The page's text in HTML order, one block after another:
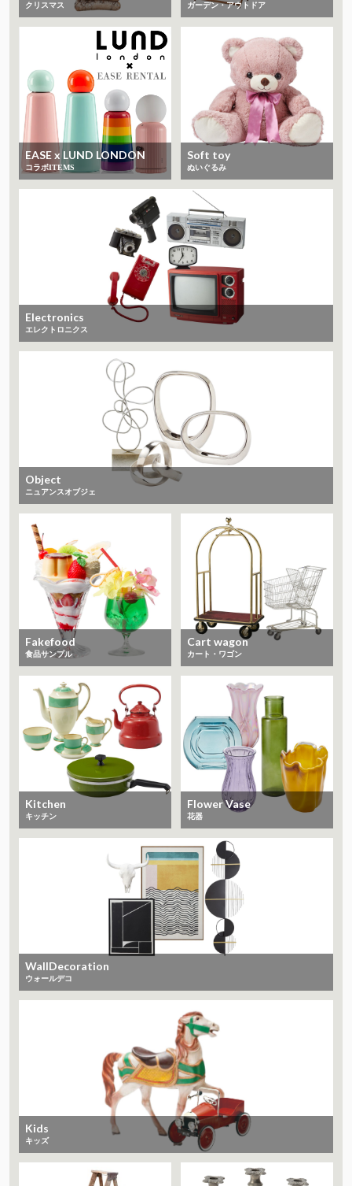
クリスマス ガーデン・アウトドア
EASE x LUND LONDON
コラボITEMS
Soft toy
ぬいぐるみ
Electronics
エレクトロニクス
Object
ニュアンスオブジェ
Fakefood
食品サンプル
Cart wagon
カート・ワゴン
Kitchen
キッチン
Flower Vase
花器
WallDecoration
ウォールデコ
Kids
キッズ